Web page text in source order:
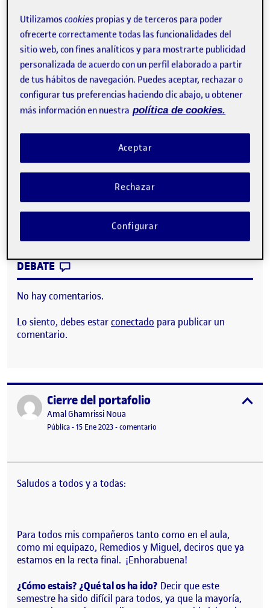
Considero que mi desarrollo ha sido bueno porque,
como he dicho anteriormente, he sido capaz de utilizar
adecuadamente estas herramientas y, por otra parte, he
aprendido a comunicarme con otras personas a través
de canales asincrónicos. Ésto me ha enseñado que no es
necesario que todos los integrantes de un proyecto
tengan que estar conectados al mismo tiempo para
poder desarrollar una actividad.
También me gustaría dar las gracias a mi grupo de
trabajo, porque sin ellos el trabajo realizado no sería el
mismo.
Muchas gracias y un saludo
4. ¡Cerramos el proyecto y hacemos su difusión!
DEBATE CONTRIBUTION
0
EN CIERRE DEL PORTFOLIO PERSONAL
No hay comentarios.
Lo siento, debes estarconectado para publicar un
comentario.
Publicado porCierre del portafolio
Publicado por
Amal Ghamrissi Noua
Visibilidad:
Pública-Fecha de publicación
15 Ene 202315 enero, 2023 12:03 pm
-comentario
Saludos a todos y a todas:
Para todos mis compañeros tanto como en el aula,
como mi equipazo, Remedios y Miguel, deciros que ya
estamos en la recta final. ¡Enhorabuena!
¿Cómo estais? ¿Qué tal os ha ido? Decir que este
semestre ha sido difícil para todos, ya que la mayoría,
Utilizamoscookies propias y de terceros para poder
ofrecerte correctamente todas las funcionalidades del
sitio web, con fines analíticos y para mostrarte publicidad
personalizada de acuerdo con un perfil elaborado a partir
de tus hábitos de navegación. Puedes aceptar, rechazar o
configurar tus preferencias haciendo clic abajo, u obtener
más información en nuestra política de cookies.
Rechazar
Aceptar
Configurar